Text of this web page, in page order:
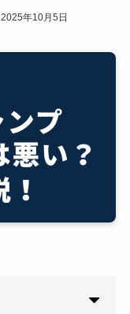
2025年10月5日